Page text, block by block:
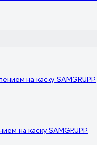
на каску SAMGRUPP